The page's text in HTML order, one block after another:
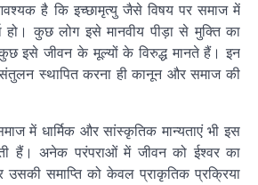
है कि इच्छामृत्यु जैसे विषय पर समाज में
हो। कुछ लोग इसे मानवीय पीड़ा से मुक्ति का
इसे जीवन के मूल्यों के विरुद्ध मानते हैं। इन
संतुलन स्थापित करना ही कानून और समाज की
में धार्मिक और सांस्कृतिक मान्यताएं भी इस
हैं। अनेक परंपराओं में जीवन को ईश्वर का
उसकी समाप्ति को केवल प्राकृतिक प्रक्रिया